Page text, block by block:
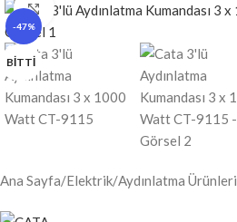
-47%
BITTI
Click to enlarge
Ana Sayfa/Elektrik/Aydınlatma Ürünleri